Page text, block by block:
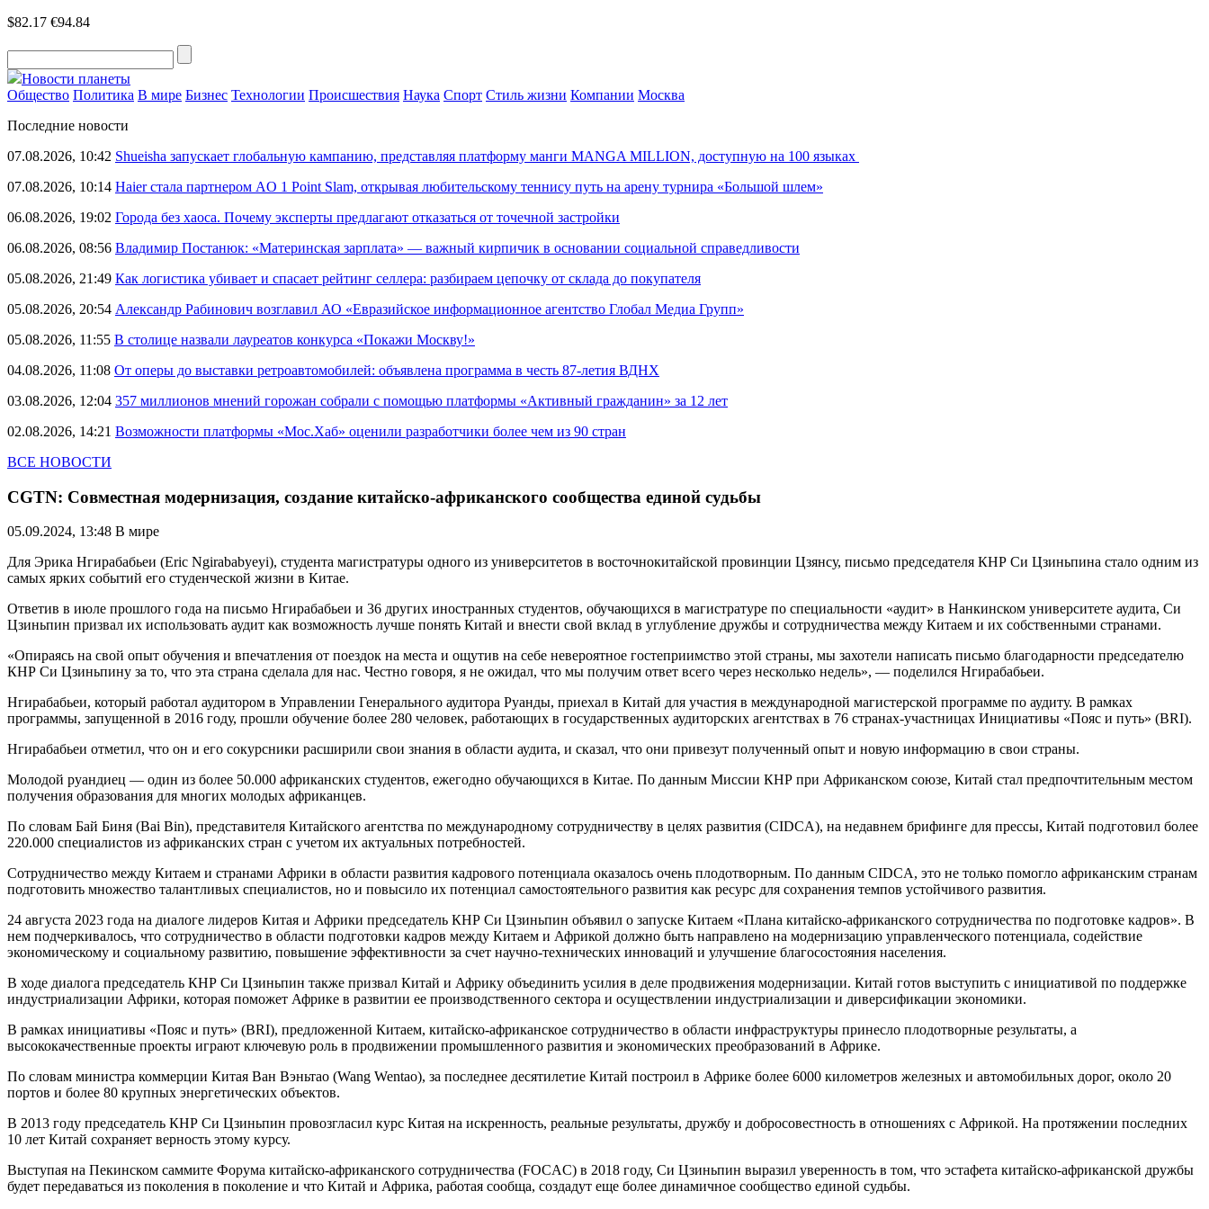
$82.17 €94.84
Новости планеты
Общество Политика В мире Бизнес Технологии Происшествия Наука Спорт Стиль жизни Компании Москва
Последние новости
07.08.2026, 10:42 Shueisha запускает глобальную кампанию, представляя платформу манги MANGA MILLION, доступную на 100 языках
07.08.2026, 10:14 Haier стала партнером AO 1 Point Slam, открывая любительскому теннису путь на арену турнира «Большой шлем»
06.08.2026, 19:02 Города без хаоса. Почему эксперты предлагают отказаться от точечной застройки
06.08.2026, 08:56 Владимир Постанюк: «Материнская зарплата» — важный кирпичик в основании социальной справедливости
05.08.2026, 21:49 Как логистика убивает и спасает рейтинг селлера: разбираем цепочку от склада до покупателя
05.08.2026, 20:54 Александр Рабинович возглавил АО «Евразийское информационное агентство Глобал Медиа Групп»
05.08.2026, 11:55 В столице назвали лауреатов конкурса «Покажи Москву!»
04.08.2026, 11:08 От оперы до выставки ретроавтомобилей: объявлена программа в честь 87-летия ВДНХ
03.08.2026, 12:04 357 миллионов мнений горожан собрали с помощью платформы «Активный гражданин» за 12 лет
02.08.2026, 14:21 Возможности платформы «Мос.Хаб» оценили разработчики более чем из 90 стран
ВСЕ НОВОСТИ
CGTN: Совместная модернизация, создание китайско-африканского сообщества единой судьбы
05.09.2024, 13:48 В мире
Для Эрика Нгирабабьеи (Eric Ngirababyeyi), студента магистратуры одного из университетов в восточнокитайской провинции Цзянсу, письмо председателя КНР Си Цзиньпина стало одним из
самых ярких событий его студенческой жизни в Китае.
Ответив в июле прошлого года на письмо Нгирабабьеи и 36 других иностранных студентов, обучающихся в магистратуре по специальности «аудит» в Нанкинском университете аудита, Си
Цзиньпин призвал их использовать аудит как возможность лучше понять Китай и внести свой вклад в углубление дружбы и сотрудничества между Китаем и их собственными странами.
«Опираясь на свой опыт обучения и впечатления от поездок на места и ощутив на себе невероятное гостеприимство этой страны, мы захотели написать письмо благодарности председателю
КНР Си Цзиньпину за то, что эта страна сделала для нас. Честно говоря, я не ожидал, что мы получим ответ всего через несколько недель», — поделился Нгирабабьеи.
Нгирабабьеи, который работал аудитором в Управлении Генерального аудитора Руанды, приехал в Китай для участия в международной магистерской программе по аудиту. В рамках
программы, запущенной в 2016 году, прошли обучение более 280 человек, работающих в государственных аудиторских агентствах в 76 странах-участницах Инициативы «Пояс и путь» (BRI).
Нгирабабьеи отметил, что он и его сокурсники расширили свои знания в области аудита, и сказал, что они привезут полученный опыт и новую информацию в свои страны.
Молодой руандиец — один из более 50.000 африканских студентов, ежегодно обучающихся в Китае. По данным Миссии КНР при Африканском союзе, Китай стал предпочтительным местом
получения образования для многих молодых африканцев.
По словам Бай Биня (Bai Bin), представителя Китайского агентства по международному сотрудничеству в целях развития (CIDCA), на недавнем брифинге для прессы, Китай подготовил более
220.000 специалистов из африканских стран с учетом их актуальных потребностей.
Сотрудничество между Китаем и странами Африки в области развития кадрового потенциала оказалось очень плодотворным. По данным CIDCA, это не только помогло африканским странам
подготовить множество талантливых специалистов, но и повысило их потенциал самостоятельного развития как ресурс для сохранения темпов устойчивого развития.
24 августа 2023 года на диалоге лидеров Китая и Африки председатель КНР Си Цзиньпин объявил о запуске Китаем «Плана китайско-африканского сотрудничества по подготовке кадров». В
нем подчеркивалось, что сотрудничество в области подготовки кадров между Китаем и Африкой должно быть направлено на модернизацию управленческого потенциала, содействие
экономическому и социальному развитию, повышение эффективности за счет научно-технических инноваций и улучшение благосостояния населения.
В ходе диалога председатель КНР Си Цзиньпин также призвал Китай и Африку объединить усилия в деле продвижения модернизации. Китай готов выступить с инициативой по поддержке
индустриализации Африки, которая поможет Африке в развитии ее производственного сектора и осуществлении индустриализации и диверсификации экономики.
В рамках инициативы «Пояс и путь» (BRI), предложенной Китаем, китайско-африканское сотрудничество в области инфраструктуры принесло плодотворные результаты, а
высококачественные проекты играют ключевую роль в продвижении промышленного развития и экономических преобразований в Африке.
По словам министра коммерции Китая Ван Вэньтао (Wang Wentao), за последнее десятилетие Китай построил в Африке более 6000 километров железных и автомобильных дорог, около 20
портов и более 80 крупных энергетических объектов.
В 2013 году председатель КНР Си Цзиньпин провозгласил курс Китая на искренность, реальные результаты, дружбу и добросовестность в отношениях с Африкой. На протяжении последних
10 лет Китай сохраняет верность этому курсу.
Выступая на Пекинском саммите Форума китайско-африканского сотрудничества (FOCAC) в 2018 году, Си Цзиньпин выразил уверенность в том, что эстафета китайско-африканской дружбы
будет передаваться из поколения в поколение и что Китай и Африка, работая сообща, создадут еще более динамичное сообщество единой судьбы.